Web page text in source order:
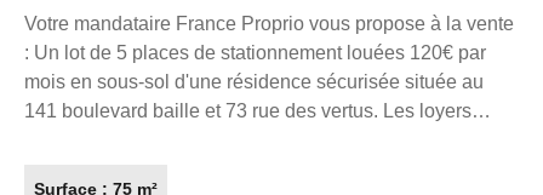
Votre mandataire France Proprio vous propose à la vente
: Un lot de 5 places de stationnement louées 120€ par
mois en sous-sol d'une résidence sécurisée située au
141 boulevard baille et 73 rue des vertus. Les loyers
Surface : 75 m²